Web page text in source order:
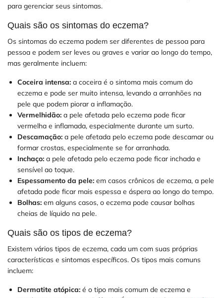
para gerenciar seus sintomas.
Quais são os sintomas do eczema?
Os sintomas do eczema podem ser diferentes de pessoa para
pessoa e podem ser leves ou graves e variar ao longo do tempo,
mas geralmente incluem:
Coceira intensa: a coceira é o sintoma mais comum do
eczema e pode ser muito intensa, levando a arranhões na
pele que podem piorar a inflamação.
Vermelhidão: a pele afetada pelo eczema pode ficar
vermelha e inflamada, especialmente durante um surto.
Descamação: a pele afetada pelo eczema pode descamar ou
formar crostas, especialmente se for arranhada.
Inchaço: a pele afetada pelo eczema pode ficar inchada e
sensível ao toque.
Espessamento da pele: em casos crônicos de eczema, a pele
afetada pode ficar mais espessa e áspera ao longo do tempo.
Bolhas: em alguns casos, o eczema pode causar bolhas
cheias de líquido na pele.
Quais são os tipos de eczema?
Existem vários tipos de eczema, cada um com suas próprias
características e sintomas específicos. Os tipos mais comuns
incluem:
Dermatite atópica: é o tipo mais comum de eczema e